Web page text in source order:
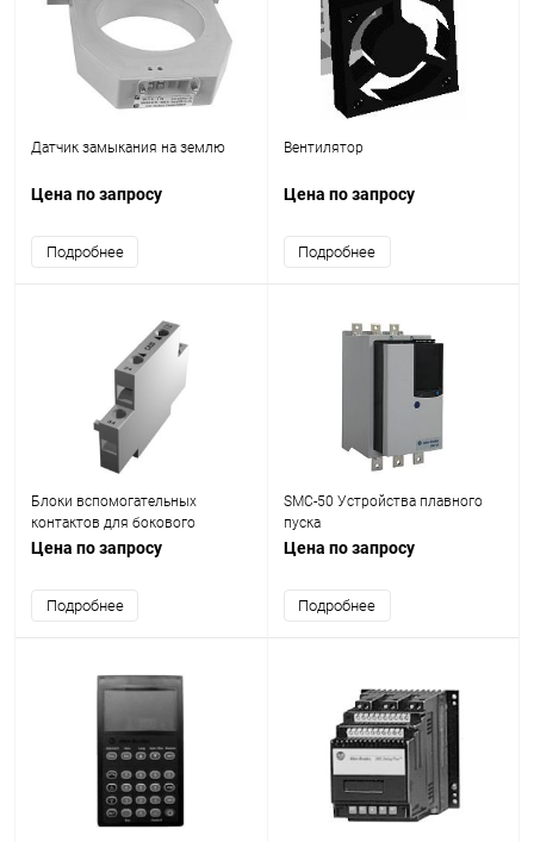
Датчик замыкания на землю
Цена по запросу
Подробнее
Вентилятор
Цена по запросу
Подробнее
Блоки вспомогательных
контактов для бокового
монтажа с последовательным
Цена по запросу
Подробнее
SMC-50 Устройства плавного
пуска
Цена по запросу
Подробнее